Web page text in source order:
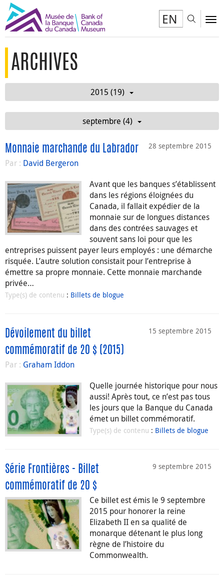
EN
ARCHIVES
2015 (19)
septembre (4)
28 septembre 2015
Monnaie marchande du Labrador
Par : David Bergeron
Avant que les banques s’établissent
dans les régions éloignées du
Canada, il fallait expédier de la
monnaie sur de longues distances
dans des contrées sauvages et
souvent sans loi pour que les
entreprises puissent payer leurs employés : une démarche
risquée. L’autre solution consistait pour l’entreprise à
émettre sa propre monnaie. Cette monnaie marchande
privée…
Type(s) de contenu : Billets de blogue
15 septembre 2015
Dévoilement du billet
commémoratif de 20 $ (2015)
Par : Graham Iddon
Quelle journée historique pour nous
aussi! Après tout, ce n’est pas tous
les jours que la Banque du Canada
émet un billet commémoratif.
Type(s) de contenu : Billets de blogue
9 septembre 2015
Série Frontières - Billet
commémoratif de 20 $
Ce billet est émis le 9 septembre
2015 pour honorer la reine
Elizabeth II en sa qualité de
monarque détenant le plus long
règne de l’histoire du
Commonwealth.